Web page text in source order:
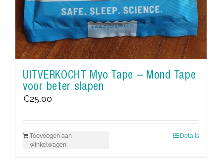
UITVERKOCHT Myo Tape – Mond Tape
voor beter slapen
€25,00
Toevoegen aan
winkelwagen
Details